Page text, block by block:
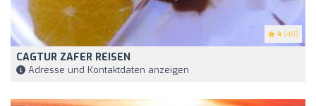
4 (40)
CAGTUR ZAFER REISEN
Adresse und Kontaktdaten anzeigen